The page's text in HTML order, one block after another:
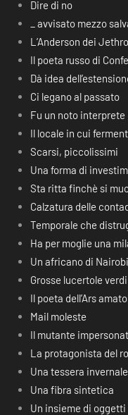
Dire di no
_ avvisato mezzo
L’Anderson dei
Il poeta russo di
Dà idea
Ci legano al passato
Fu un noto
Il locale in cui
Scarsi, piccolissimi
Una forma di
Sta ritta finchè si
Calzatura delle
Temporale che
Ha per moglie una
Un africano di Nairobi
Grosse lucertole verdi
Il poeta dell’Ars
Mail moleste
Il mutante
La protagonista del
Una tessera invernale
Una fibra sintetica
Un insieme di